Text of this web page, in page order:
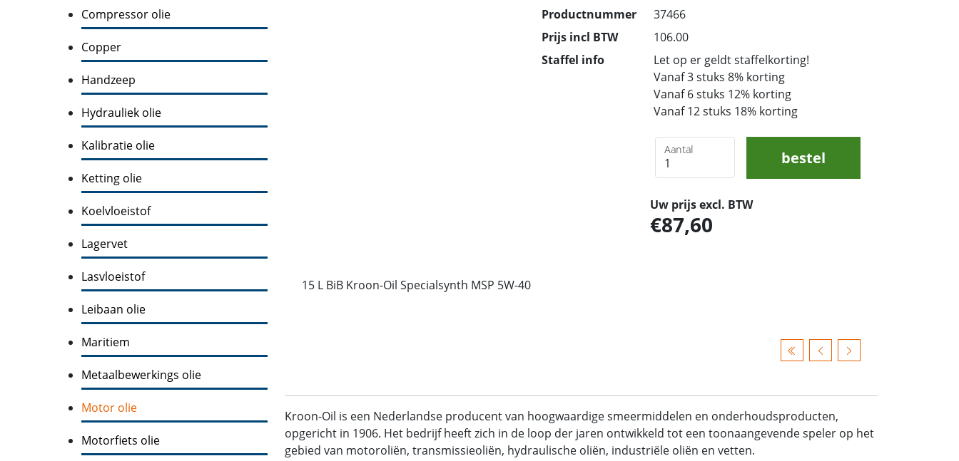
Compressor olie
Copper
Handzeep
Hydrauliek olie
Kalibratie olie
Ketting olie
Koelvloeistof
Lagervet
Lasvloeistof
Leibaan olie
Maritiem
Metaalbewerkings olie
Motor olie
Motorfiets olie
Productnummer
37466
Prijs incl BTW
106.00
Staffel info
Let op er geldt staffelkorting!
Vanaf 3 stuks 8% korting
Vanaf 6 stuks 12% korting
Vanaf 12 stuks 18% korting
Aantal bestel
Uw prijs excl. BTW
87,60
15 L BiB Kroon-Oil Specialsynth MSP 5W-40
Kroon-Oil is een Nederlandse producent van hoogwaardige smeermiddelen en onderhoudsproducten,
opgericht in 1906. Het bedrijf heeft zich in de loop der jaren ontwikkeld tot een toonaangevende speler op het
gebied van motoroliën, transmissieoliën, hydraulische oliën, industriële oliën en vetten.